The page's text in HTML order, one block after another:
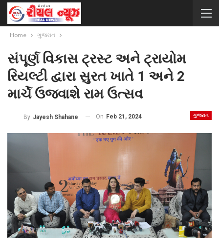
Home ગુજરાત
સંપૂર્ણ વિકાસ ટ્રસ્ટ અને ટ્રાયોમ
રિયલ્ટી દ્વારા સુરત ખાતે 1 અને 2
માર્ચે ઉજવાશે રામ ઉત્સવ
ગુજરાત
By Jayesh Shahane On Feb 21, 2024